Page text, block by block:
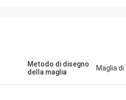
Metodo di disegno
della maglia
Maglia